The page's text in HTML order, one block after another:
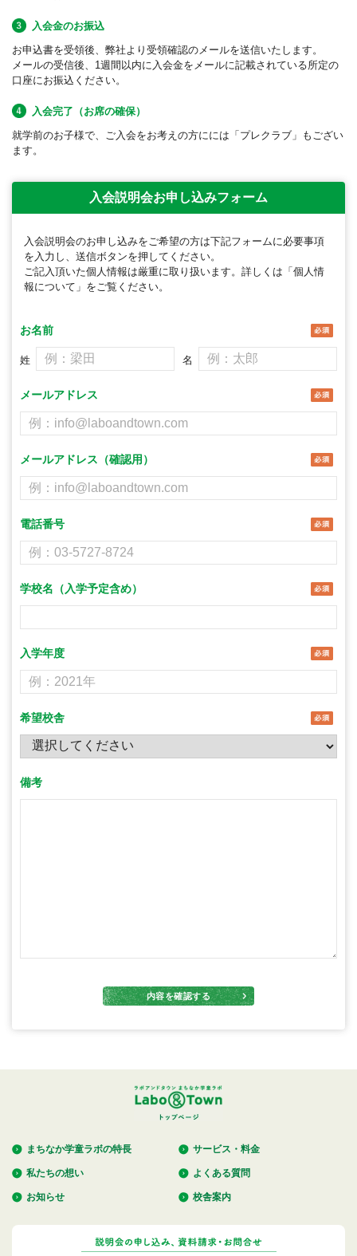
入会金のお振込
お申込書を受領後、弊社より受領確認のメールを送信いたします。
メールの受信後、1週間以内に入会金をメールに記載されている所定の
口座にお振込ください。
入会完了（お席の確保）
就学前のお子様で、ご入会をお考えの方にには「プレクラブ」もござい
ます。
入会説明会お申し込みフォーム
入会説明会のお申し込みをご希望の方は下記フォームに必要事項
を入力し、送信ボタンを押してください。
ご記入頂いた個人情報は厳重に取り扱います。詳しくは「個人情
報について」をご覧ください。
お名前
姓 名
メールアドレス
メールアドレス（確認用）
電話番号
学校名（入学予定含め）
入学年度
希望校舎
備考
内容を確認する
まちなか学童ラボの特長 サービス・料金
私たちの想い よくある質問
お知らせ 校舎案内